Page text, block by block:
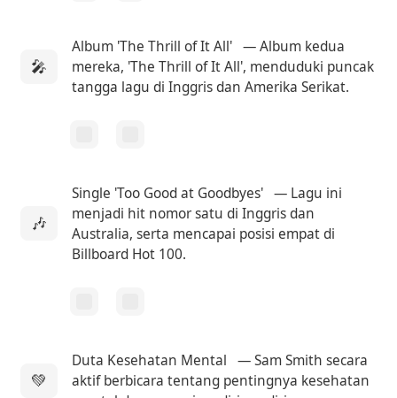
🎤
Album 'The Thrill of It All' — Album kedua
mereka, 'The Thrill of It All', menduduki puncak
tangga lagu di Inggris dan Amerika Serikat.
🎶
Single 'Too Good at Goodbyes' — Lagu ini
menjadi hit nomor satu di Inggris dan
Australia, serta mencapai posisi empat di
Billboard Hot 100.
💚
Duta Kesehatan Mental
— Sam Smith secara
aktif berbicara tentang pentingnya kesehatan